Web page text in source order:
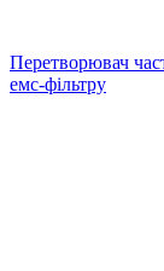
Перетворювач
емс-фільтру